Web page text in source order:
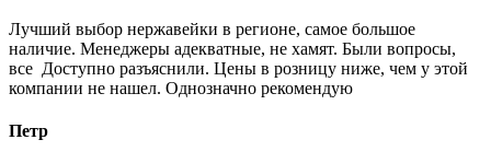
Лучший выбор нержавейки в регионе, самое большое
наличие. Менеджеры адекватные, не хамят. Были вопросы,
все Доступно разъяснили. Цены в розницу ниже, чем у этой
компании не нашел. Однозначно рекомендую
Петр